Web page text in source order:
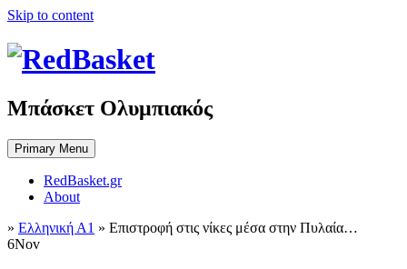
Skip to content
Μπάσκετ Ολυμπιακός
Primary Menu
RedBasket.gr
About
» Ελληνική Α1 » Επιστροφή στις νίκες μέσα στην Πυλαία…
6Nov